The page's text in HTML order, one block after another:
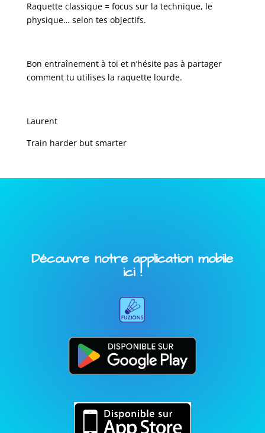
Raquette classique = focus sur la technique, le
physique… selon tes objectifs.
Bon entraînement à toi et n’hésite pas à partager
comment tu utilises la raquette lourde.
Laurent
Train harder but smarter
Découvre notre application mobile
ici !